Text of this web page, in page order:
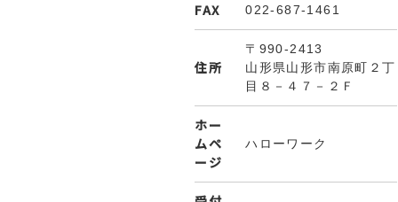
FAX 022-687-1461
住所
〒990-2413
山形県山形市南原町２丁
目８－４７－２Ｆ
ホー
ムペ
ージ
ハローワーク